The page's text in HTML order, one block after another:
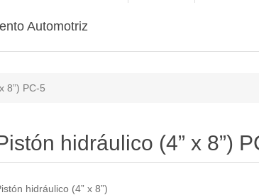
Automotriz
8”) PC-5
hidráulico (4” x 8”)
hidráulico (4” x 8”)